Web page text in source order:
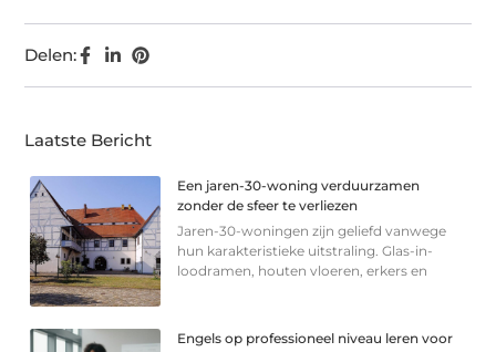
Delen:
Laatste Bericht
Een jaren-30-woning verduurzamen
zonder de sfeer te verliezen
Jaren-30-woningen zijn geliefd vanwege
hun karakteristieke uitstraling. Glas-in-
loodramen, houten vloeren, erkers en
Engels op professioneel niveau leren voor